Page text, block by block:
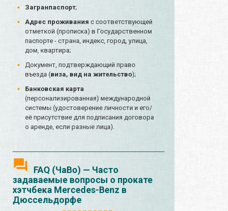
Загранпаспорт;
Адрес проживания с соответствующей
отметкой (прописка) в Государственном
паспорте - страна, индекс, город, улица,
дом, квартира;
Документ, подтверждающий право
въезда (виза, вид на жительство);
Банковская карта
(персонализированная) международной
системы (удостоверение личности и его/
её присутствие для подписания договора
о аренде, если разные лица).
FAQ (ЧаВо) — Часто
задаваемые вопросы о прокате
хэтчбека Mercedes-Benz в
Дюссельдорфе